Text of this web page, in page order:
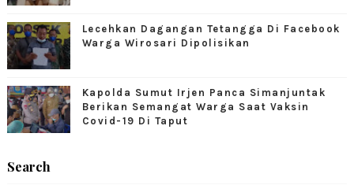
Lecehkan Dagangan Tetangga Di Facebook
Warga Wirosari Dipolisikan
Kapolda Sumut Irjen Panca Simanjuntak
Berikan Semangat Warga Saat Vaksin
Covid-19 Di Taput
Search